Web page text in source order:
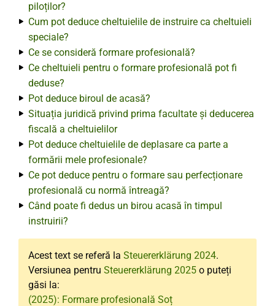
piloților?
Cum pot deduce cheltuielile de instruire ca cheltuieli
speciale?
Ce se consideră formare profesională?
Ce cheltuieli pentru o formare profesională pot fi
deduse?
Pot deduce biroul de acasă?
Situația juridică privind prima facultate și deducerea
fiscală a cheltuielilor
Pot deduce cheltuielile de deplasare ca parte a
formării mele profesionale?
Ce pot deduce pentru o formare sau perfecționare
profesională cu normă întreagă?
Când poate fi dedus un birou acasă în timpul
instruirii?
Acest text se referă la Steuererklärung 2024.
Versiunea pentru Steuererklärung 2025 o puteți
găsi la:
(2025): Formare profesională Soț